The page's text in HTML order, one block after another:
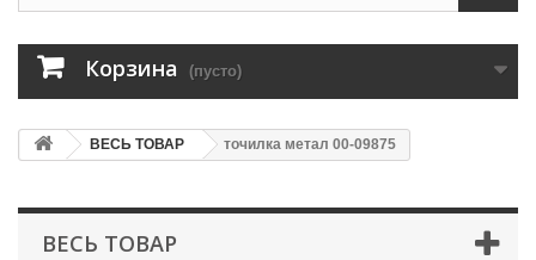
Корзина (пусто)
ВЕСЬ ТОВАР точилка метал 00-09875
ВЕСЬ ТОВАР